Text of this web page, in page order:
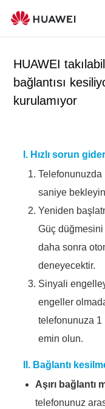
HUAWEI
bağlantısı
kurulamıyor
I. Hızlı sorun
Telefonunuzda
saniye
Yeniden
Güç düğmesini
daha sonra
deneyecektir.
Sinyali
engeller
telefonunuza 1
emin olun.
II. Bağlantı
Aşırı bağlantı
telefonunuz